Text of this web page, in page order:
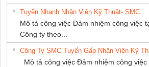
Tuyển Nhanh Nhân Viên Kỹ Thuật- SMC
Mô tả công việc Đảm nhiệm công việc
Công ty theo...
Công Ty SMC Tuyển Gấp Nhân Viên Kỹ
Mô tả công việc Đảm nhiệm công